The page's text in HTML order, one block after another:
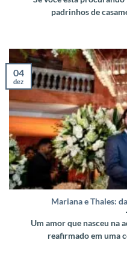
padrinhos de
Mariana e Thales:
Um amor que nasceu na
reafirmado em uma
04
dez